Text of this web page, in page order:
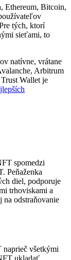
Ethereum, Bitcoin,
tých, ktorí
sieťami, to
natívne, vrátane
Arbitrum
Wallet je
spomedzi
Peňaženka
diel, podporuje
trhoviskami a
odstraňovanie
všetkými
ukladať,